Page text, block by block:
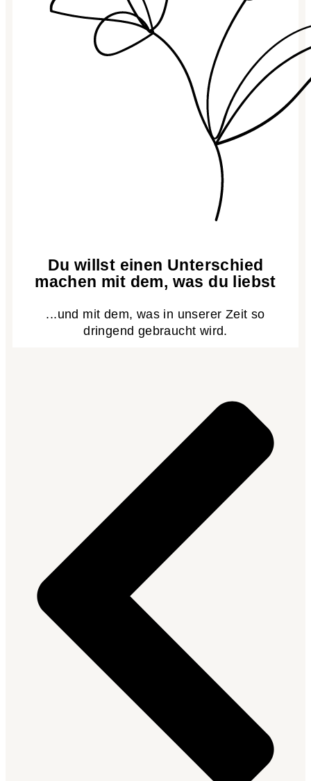
Du willst einen Unterschied
machen mit dem, was du liebst
...und mit dem, was in unserer Zeit so
dringend gebraucht wird.